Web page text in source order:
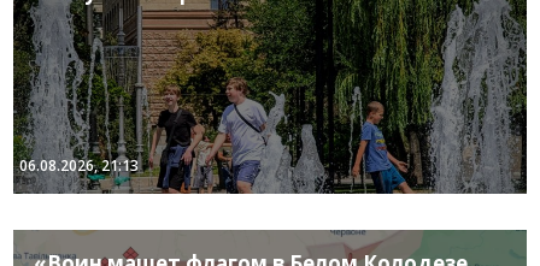
06.08.2026, 21:13